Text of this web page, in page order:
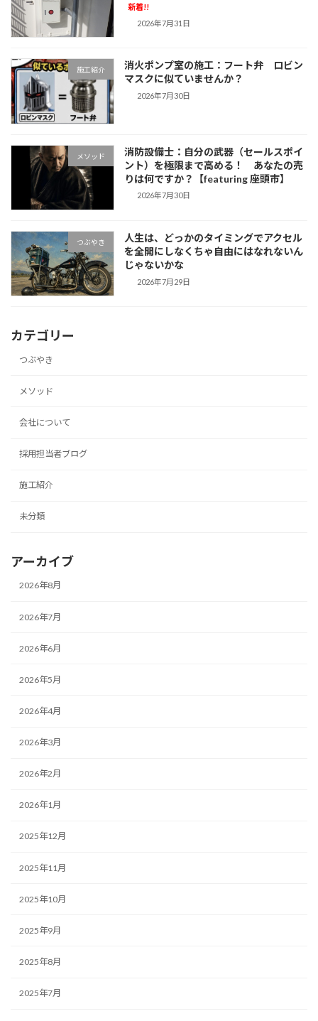
新着!!
2026年7月31日
施工紹介
消火ポンプ室の施工：フート弁 ロビン
マスクに似ていませんか？
2026年7月30日
メソッド
消防設備士：自分の武器（セールスポイ
ント）を極限まで高める！ あなたの売
りは何ですか？【featuring 座頭市】
2026年7月30日
つぶやき
人生は、どっかのタイミングでアクセル
を全開にしなくちゃ自由にはなれないん
じゃないかな
2026年7月29日
カテゴリー
つぶやき
メソッド
会社について
採用担当者ブログ
施工紹介
未分類
アーカイブ
2026年8月
2026年7月
2026年6月
2026年5月
2026年4月
2026年3月
2026年2月
2026年1月
2025年12月
2025年11月
2025年10月
2025年9月
2025年8月
2025年7月